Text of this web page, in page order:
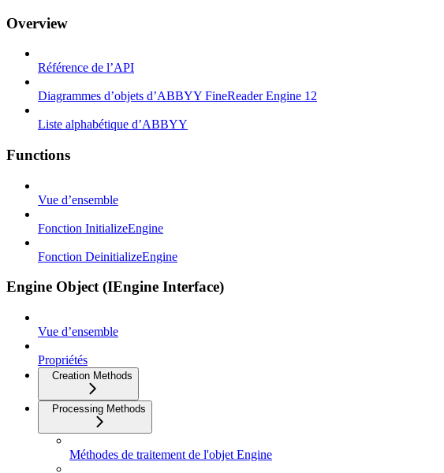
Overview
Référence de l’API
Diagrammes d’objets d’ABBYY FineReader Engine 12
Liste alphabétique d’ABBYY
Functions
Vue d’ensemble
Fonction InitializeEngine
Fonction DeinitializeEngine
Engine Object (IEngine Interface)
Vue d’ensemble
Propriétés
Creation Methods
Processing Methods
Méthodes de traitement de l'objet Engine